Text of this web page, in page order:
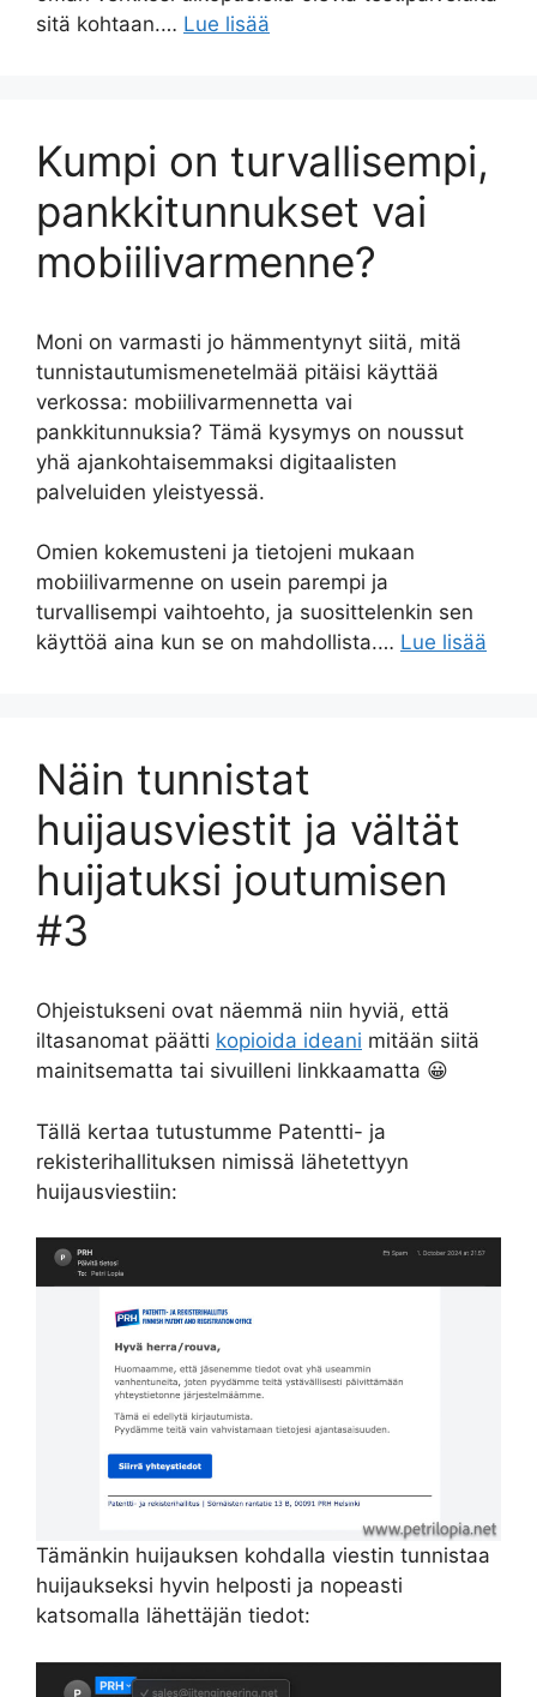
sitä kohtaan.… Lue lisää
Kumpi on turvallisempi,
pankkitunnukset vai
mobiilivarmenne?
Moni on varmasti jo hämmentynyt siitä, mitä
tunnistautumismenetelmää pitäisi käyttää
verkossa: mobiilivarmennetta vai
pankkitunnuksia? Tämä kysymys on noussut
yhä ajankohtaisemmaksi digitaalisten
palveluiden yleistyessä.
Omien kokemusteni ja tietojeni mukaan
mobiilivarmenne on usein parempi ja
turvallisempi vaihtoehto, ja suosittelenkin sen
käyttöä aina kun se on mahdollista.… Lue lisää
Näin tunnistat
huijausviestit ja vältät
huijatuksi joutumisen
#3
Ohjeistukseni ovat näemmä niin hyviä, että
iltasanomat päätti kopioida ideani mitään siitä
mainitsematta tai sivuilleni linkkaamatta 😀
Tällä kertaa tutustumme Patentti- ja
rekisterihallituksen nimissä lähetettyyn
huijausviestiin:
Tämänkin huijauksen kohdalla viestin tunnistaa
huijaukseksi hyvin helposti ja nopeasti
katsomalla lähettäjän tiedot: